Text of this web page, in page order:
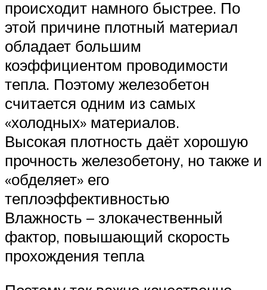
происходит намного быстрее. По
этой причине плотный материал
обладает большим
коэффициентом проводимости
тепла. Поэтому железобетон
считается одним из самых
«холодных» материалов.
Высокая плотность даёт хорошую
прочность железобетону, но также и
«обделяет» его
теплоэффективностью
Влажность – злокачественный
фактор, повышающий скорость
прохождения тепла